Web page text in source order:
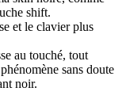
shift.
et le clavier plus
au touché, tout
sans doute
noir.